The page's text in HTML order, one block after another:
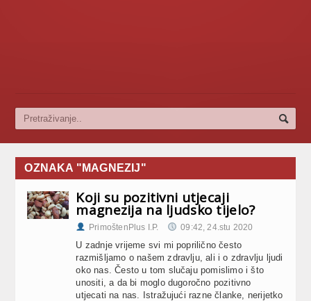
OZNAKA "MAGNEZIJ"
Koji su pozitivni utjecaji
magnezija na ljudsko tijelo?
PrimoštenPlus I.P. 09:42, 24.stu 2020
U zadnje vrijeme svi mi poprilično često
razmišljamo o našem zdravlju, ali i o zdravlju ljudi
oko nas. Često u tom slučaju pomislimo i što
unositi, a da bi moglo dugoročno pozitivno
utjecati na nas. Istražujući razne članke, nerijetko